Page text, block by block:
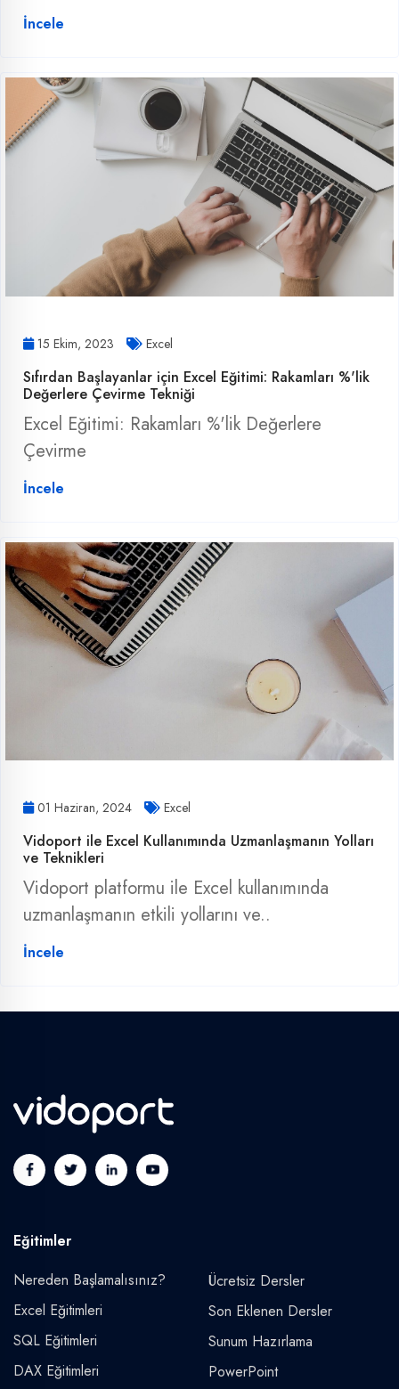
İncele
15 Ekim, 2023 Excel
Sıfırdan Başlayanlar için Excel Eğitimi: Rakamları %'lik
Değerlere Çevirme Tekniği
Excel Eğitimi: Rakamları %'lik Değerlere
Çevirme
İncele
01 Haziran, 2024 Excel
Vidoport ile Excel Kullanımında Uzmanlaşmanın Yolları
ve Teknikleri
Vidoport platformu ile Excel kullanımında
uzmanlaşmanın etkili yollarını ve..
İncele
Eğitimler
Nereden Başlamalısınız?
Excel Eğitimleri
SQL Eğitimleri
DAX Eğitimleri
Ücretsiz Dersler
Son Eklenen Dersler
Sunum Hazırlama
PowerPoint